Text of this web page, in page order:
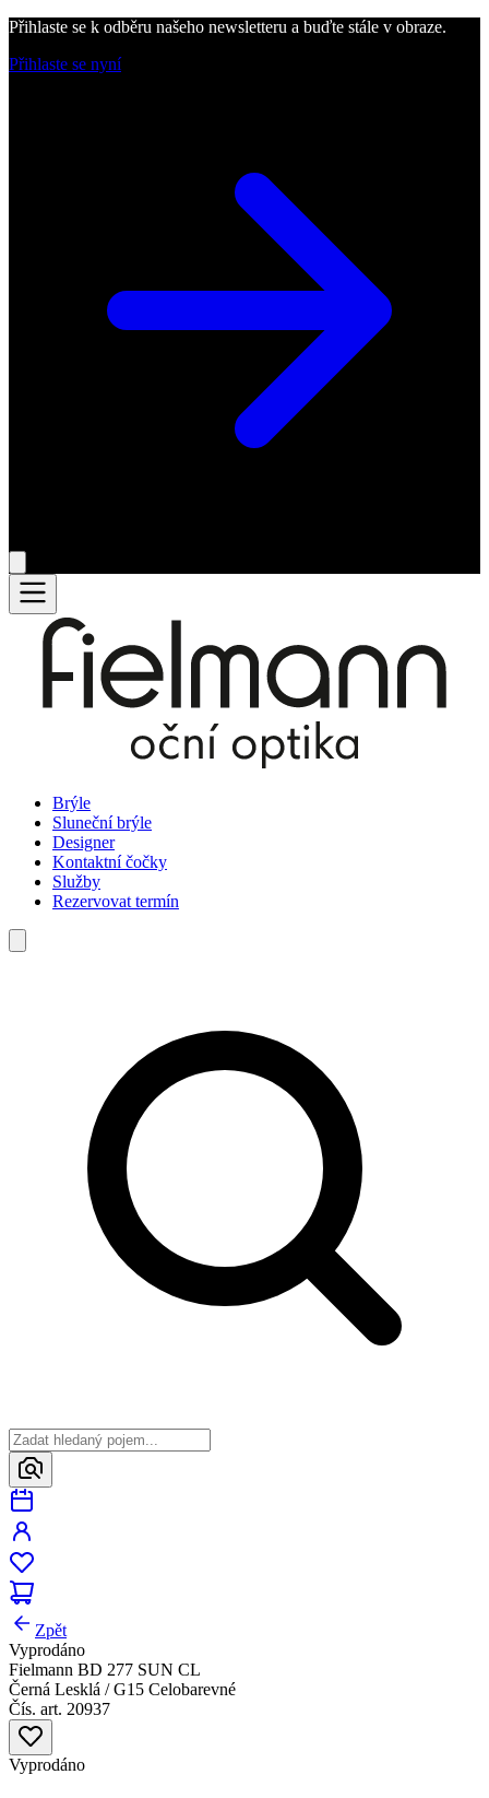
Přihlaste se k odběru našeho newsletteru a buďte stále v obraze.
Přihlaste se nyní
Brýle
Sluneční brýle
Designer
Kontaktní čočky
Služby
Rezervovat termín
Zpět
Vyprodáno
Fielmann BD 277 SUN CL
Černá Lesklá / G15 Celobarevné
Čís. art. 20937
Vyprodáno